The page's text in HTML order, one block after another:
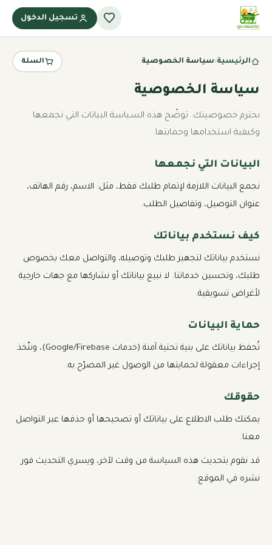
تسجيل الدخول
الرئيسية‹سياسة الخصوصية السلة
سياسة الخصوصية
نحترم خصوصيتك. توضّح هذه السياسة البيانات التي نجمعها
وكيفية استخدامها وحمايتها.
البيانات التي نجمعها
نجمع البيانات اللازمة لإتمام طلبك فقط، مثل: الاسم، رقم الهاتف،
عنوان التوصيل، وتفاصيل الطلب.
كيف نستخدم بياناتك
نستخدم بياناتك لتجهيز طلبك وتوصيله، والتواصل معك بخصوص
طلبك، وتحسين خدماتنا. لا نبيع بياناتك أو نشاركها مع جهات خارجية
لأغراض تسويقية.
حماية البيانات
تُحفظ بياناتك على بنية تحتية آمنة (خدمات Google/Firebase)، ونتّخذ
إجراءات معقولة لحمايتها من الوصول غير المصرّح به.
حقوقك
يمكنك طلب الاطلاع على بياناتك أو تصحيحها أو حذفها عبر التواصل
معنا.
قد نقوم بتحديث هذه السياسة من وقت لآخر، ويسري التحديث فور
نشره في الموقع.